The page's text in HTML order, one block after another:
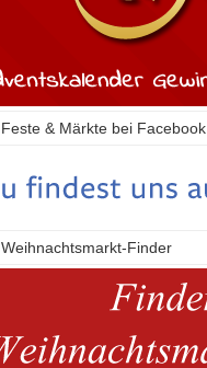
Feste & Märkte bei Facebook
Weihnachtsmarkt-Finder